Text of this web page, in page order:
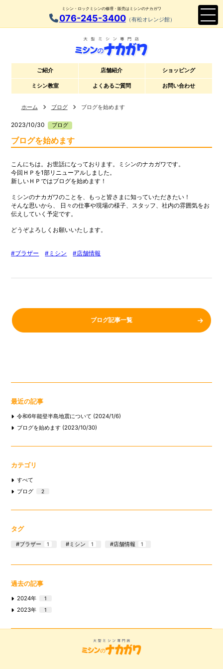
ミシン・ロックミシンの修理・販売はミシンのナカガワ
076-245-3400（有松オレンジ館）
ご紹介 店舗紹介 ショッピング
ミシン教室 よくあるご質問 お問い合わせ
ホーム ブログ ブログを始めます
2023/10/30 ブログ
ブログを始めます
こんにちは。お世話になっております。ミシンのナカガワです。
今回ＨＰを1部リニューアルしました。
新しいＨＰではブログを始めます！
ミシンのナカガワのことを、もっと皆さまに知っていただきたい！
そんな思いから、 日々の仕事や現場の様子、スタッフ、社内の雰囲気をお
伝えしていく予定です。
どうぞよろしくお願いいたします。
ブラザー ミシン 店舗情報
ブログ記事一覧
最近の記事
令和6年能登半島地震について (2024/1/6)
ブログを始めます (2023/10/30)
カテゴリ
すべて
ブログ
2
タグ
ブラザー 1 ミシン 1 店舗情報 1
過去の記事
2024年 1
2023年 1